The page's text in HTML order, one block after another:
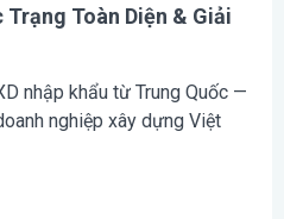
Toàn Diện & Giải
nhập khẩu từ Trung Quốc —
nghiệp xây dựng Việt